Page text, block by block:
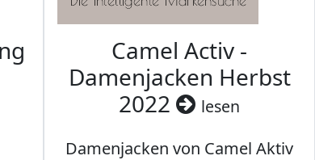
Camel Activ -
Damenjacken Herbst
2022
lesen
Damenjacken von Camel Aktiv